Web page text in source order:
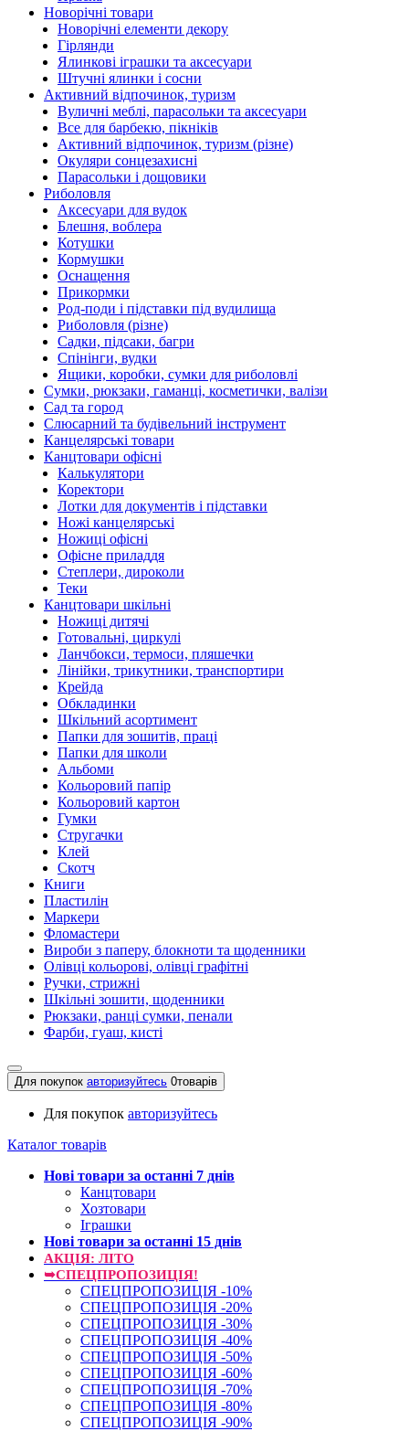
Новорічні товари
Новорічні елементи декору
Гірлянди
Ялинкові іграшки та аксесуари
Штучні ялинки і сосни
Активний відпочинок, туризм
Вуличні меблі, парасольки та аксесуари
Все для барбекю, пікніків
Активний відпочинок, туризм (різне)
Окуляри сонцезахисні
Парасольки і дощовики
Риболовля
Аксесуари для вудок
Блешня, воблера
Котушки
Кормушки
Оснащення
Прикормки
Род-поди і підставки під вудилища
Риболовля (різне)
Садки, підсаки, багри
Спінінги, вудки
Ящики, коробки, сумки для риболовлі
Сумки, рюкзаки, гаманці, косметички, валізи
Сад та город
Слюсарний та будівельний інструмент
Канцелярські товари
Канцтовари офісні
Калькулятори
Коректори
Лотки для документів і підставки
Ножі канцелярські
Ножиці офісні
Офісне приладдя
Степлери, дироколи
Теки
Канцтовари шкільні
Ножиці дитячі
Готовальні, циркулі
Ланчбокси, термоси, пляшечки
Лінійки, трикутники, транспортири
Крейда
Обкладинки
Шкільний асортимент
Папки для зошитів, праці
Папки для школи
Альбоми
Кольоровий папір
Кольоровий картон
Гумки
Стругачки
Клей
Скотч
Книги
Пластилін
Маркери
Фломастери
Вироби з паперу, блокноти та щоденники
Олівці кольорові, олівці графітні
Ручки, стрижні
Шкільні зошити, щоденники
Рюкзаки, ранці сумки, пенали
Фарби, гуаш, кисті
Для покупок авторизуйтесь 0товарів
Для покупок авторизуйтесь
Каталог товарів
Нові товари за останнi 7 днiв
Канцтовари
Хозтовари
Іграшки
Нові товари за останнi 15 днiв
АКЦІЯ: ЛІТО
➥СПЕЦПРОПОЗИЦІЯ!
СПЕЦПРОПОЗИЦІЯ -10%
СПЕЦПРОПОЗИЦІЯ -20%
СПЕЦПРОПОЗИЦІЯ -30%
СПЕЦПРОПОЗИЦІЯ -40%
СПЕЦПРОПОЗИЦІЯ -50%
СПЕЦПРОПОЗИЦІЯ -60%
СПЕЦПРОПОЗИЦІЯ -70%
СПЕЦПРОПОЗИЦІЯ -80%
СПЕЦПРОПОЗИЦІЯ -90%